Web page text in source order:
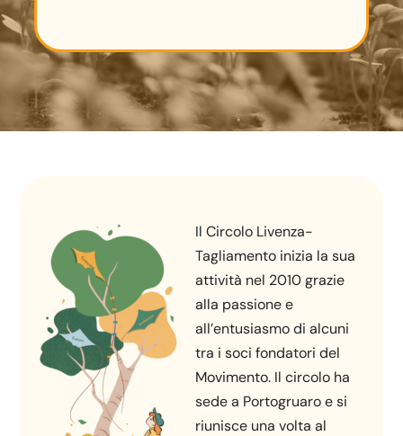
Il Circolo Livenza-
Tagliamento inizia la sua
attività nel 2010 grazie
alla passione e
all’entusiasmo di alcuni
tra i soci fondatori del
Movimento. Il circolo ha
sede a Portogruaro e si
riunisce una volta al